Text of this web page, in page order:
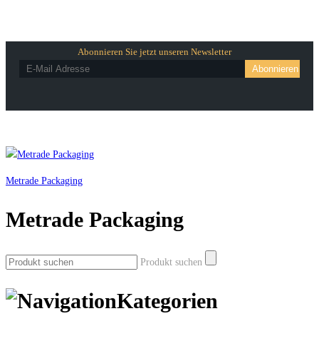
Abonnieren Sie jetzt unseren Newsletter
Metrade Packaging
Metrade Packaging
Produkt suchen
Kategorien